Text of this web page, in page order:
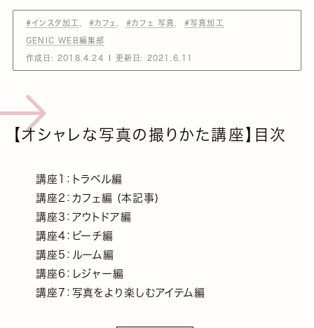
#インスタ加工 #カフェ #カフェ 写真 #写真加工
GENIC WEB編集部
作成日: 2018.4.24 更新日: 2021.6.11
【オシャレな写真の撮りかた講座】目次
講座1：トラベル編
講座2：カフェ編 (本記事)
講座3：アウトドア編
講座4：ビーチ編
講座5：ルーム編
講座6：レジャー編
講座7：写真をより楽しむアイテム編